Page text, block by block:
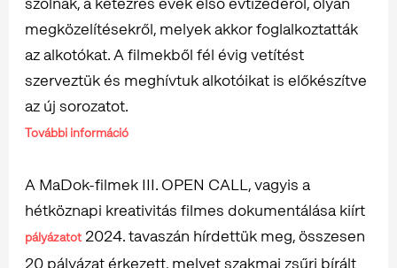
megközelítésekről, melyek akkor foglalkoztatták
az alkotókat. A filmekből fél évig vetítést
szerveztük és meghívtuk alkotóikat is előkészítve
az új sorozatot.
További információ
A MaDok-filmek III. OPEN CALL, vagyis a
hétköznapi kreativitás filmes dokumentálása kiírt
pályázatot2024. tavaszán hírdettük meg, összesen
20 pályázat érkezett, melyet szakmai zsűri bírált